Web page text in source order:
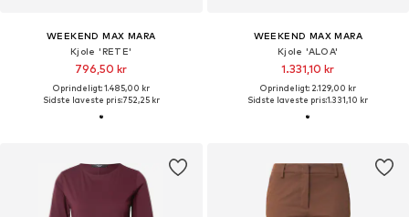
WEEKEND MAX MARA
Kjole 'RETE'
796,50 kr
Oprindeligt: 1.485,00 kr
Sidste laveste pris:752,25 kr
WEEKEND MAX MARA
Kjole 'ALOA'
1.331,10 kr
Oprindeligt: 2.129,00 kr
Sidste laveste pris:1.331,10 kr